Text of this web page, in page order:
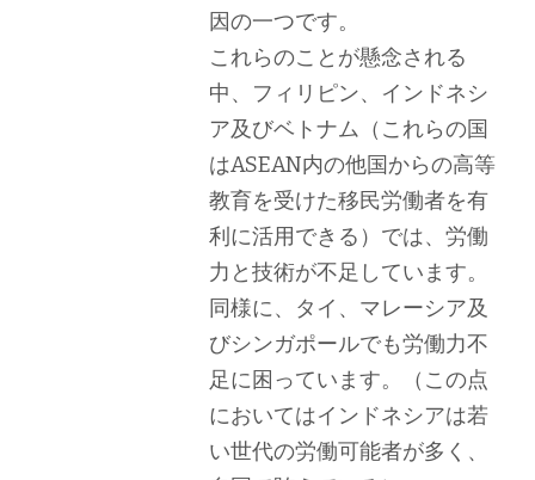
因の一つです。
これらのことが懸念される
中、フィリピン、インドネシ
ア及びベトナム（これらの国
はASEAN内の他国からの高等
教育を受けた移民労働者を有
利に活用できる）では、労働
力と技術が不足しています。
同様に、タイ、マレーシア及
びシンガポールでも労働力不
足に困っています。（この点
においてはインドネシアは若
い世代の労働可能者が多く、